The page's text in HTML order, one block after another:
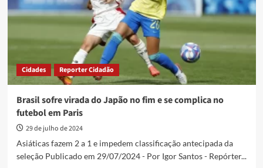
Cidades Reporter Cidadão
Brasil sofre virada do Japão no fim e se complica no
futebol em Paris
29 de julho de 2024
Asiáticas fazem 2 a 1 e impedem classificação antecipada da
seleção Publicado em 29/07/2024 - Por Igor Santos - Repórter...